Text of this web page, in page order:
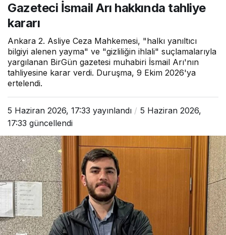
Gazeteci İsmail Arı hakkında tahliye
kararı
Ankara 2. Asliye Ceza Mahkemesi, "halkı yanıltıcı
bilgiyi alenen yayma" ve "gizliliğin ihlali" suçlamalarıyla
yargılanan BirGün gazetesi muhabiri İsmail Arı'nın
tahliyesine karar verdi. Duruşma, 9 Ekim 2026'ya
ertelendi.
5 Haziran 2026, 17:33 yayınlandı
5 Haziran 2026,
17:33 güncellendi